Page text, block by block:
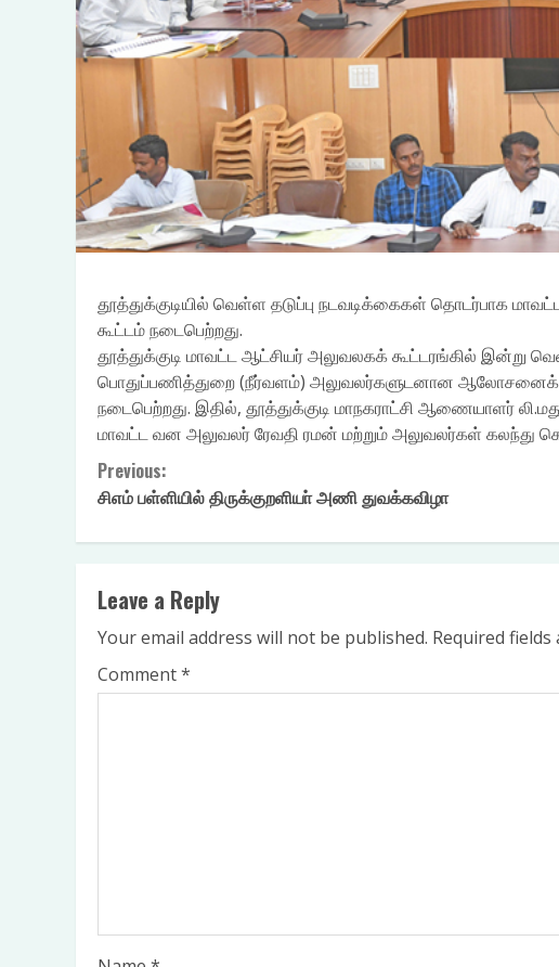
தூத்துக்குடியில் வெள்ள தடுப்பு நடவடிக்கைகள் தொடர்பாக
கூட்டம் நடைபெற்றது.
தூத்துக்குடி மாவட்ட ஆட்சியர் அலுவலகக் கூட்டரங்கில் இன்று
பொதுப்பணித்துறை (நீர்வளம்) அலுவலர்களுடனான ஆலோசனைக்
நடைபெற்றது. இதில், தூத்துக்குடி மாநகராட்சி ஆணையாளர்
மாவட்ட வன அலுவலர் ரேவதி ரமன் மற்றும் அலுவலர்கள் கலந்து
Continue
Reading
Previous:
சிஎம் பள்ளியில் திருக்குறளியா் அணி துவக்கவிழா
Leave a Reply
Your email address will not be published. Required fields
Comment*
₹270.00